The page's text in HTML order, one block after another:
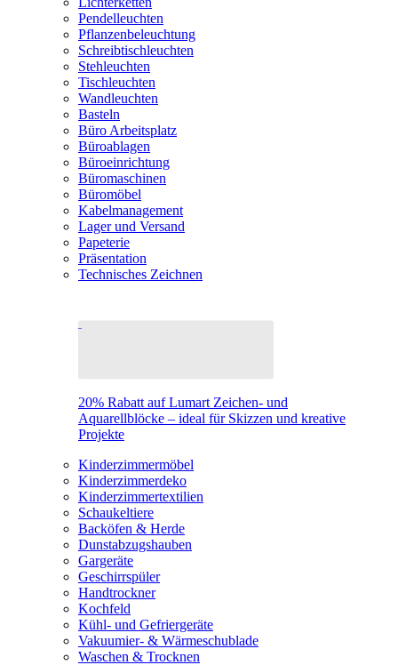
Pendelleuchten
Pflanzenbeleuchtung
Schreibtischleuchten
Stehleuchten
Tischleuchten
Wandleuchten
Basteln
Büro Arbeitsplatz
Büroablagen
Büroeinrichtung
Büromaschinen
Büromöbel
Kabelmanagement
Lager und Versand
Papeterie
Präsentation
Technisches Zeichnen
20% Rabatt auf Lumart Zeichen- und
Aquarellblöcke – ideal für Skizzen und kreative
Projekte
Kinderzimmermöbel
Kinderzimmerdeko
Kinderzimmertextilien
Schaukeltiere
Backöfen & Herde
Dunstabzugshauben
Gargeräte
Geschirrspüler
Handtrockner
Kochfeld
Kühl- und Gefriergeräte
Vakuumier- & Wärmeschublade
Waschen & Trocknen